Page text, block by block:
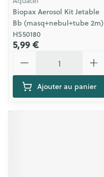
Biopax Aerosol Kit Jetable
Bb (masq+nebul+tube 2m)
HS50180
5,99 €
Ajouter au panier